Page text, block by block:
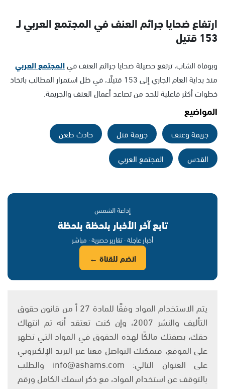
ارتفاع ضحايا جرائم العنف في المجتمع العربي لـ
153 قتيل
وبوفاة الشاب، ترتفع حصيلة ضحايا جرائم العنف فيالمجتمع العربي
منذ بداية العام الجاري إلى 153 قتيلًا، في ظل استمرار المطالب باتخاذ
خطوات أكثر فاعلية للحد من تصاعد أعمال العنف والجريمة.
المواضيع
جريمة وعنف جريمة قتل
حادث طعن
القدس
المجتمع العربي
إذاعة الشمس
تابع آخر الأخبار بلحظة بلحظة
أخبار عاجلة · تقارير حصرية · مباشر
انضم للقناة ←
يتم الاستخدام المواد وفقًا للمادة 27 أ من قانون حقوق
التأليف والنشر 2007، وإن كنت تعتقد أنه تم انتهاك
حقك، بصفتك مالكًا لهذه الحقوق في المواد التي تظهر
على الموقع، فيمكنك التواصل معنا عبر البريد الإلكتروني
على العنوان التالي: info@ashams.com والطلب
بالتوقف عن استخدام المواد، مع ذكر اسمك الكامل ورقم